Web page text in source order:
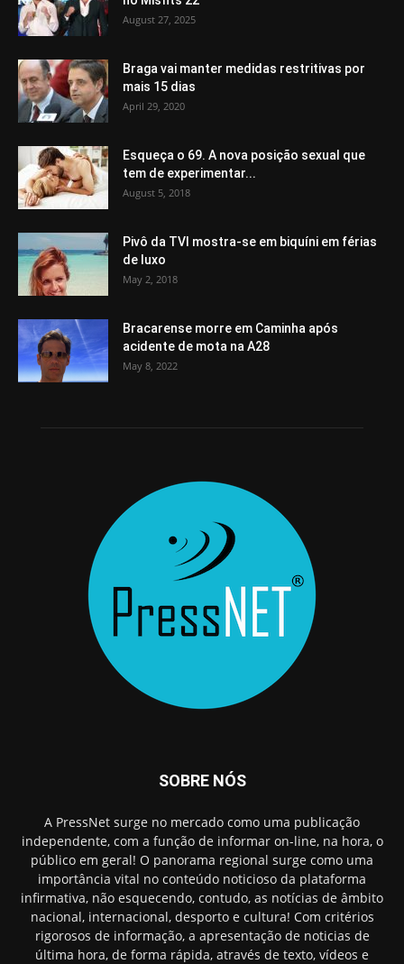
August 27, 2025
Braga vai manter medidas restritivas por
mais 15 dias
April 29, 2020
Esqueça o 69. A nova posição sexual que
tem de experimentar...
August 5, 2018
Pivô da TVI mostra-se em biquíni em férias
de luxo
May 2, 2018
Bracarense morre em Caminha após
acidente de mota na A28
May 8, 2022
SOBRE NÓS
A PressNet surge no mercado como uma publicação
independente, com a função de informar on-line, na hora, o
público em geral! O panorama regional surge como uma
importância vital no conteúdo noticioso da plataforma
infirmativa, não esquecendo, contudo, as notícias de âmbito
nacional, internacional, desporto e cultura! Com critérios
rigorosos de informação, a apresentação de noticias de
última hora, de forma rápida, através de texto, vídeos e